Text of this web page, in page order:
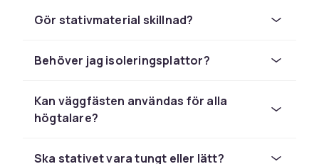
Justerbar topplatta, spikar och gummifötter
Väggfästen för diskret
montering
Väggfästen sparar golvyta och placerar
exakt där du vill ha dem. Lutningsbara fästen
Gör stativmaterial skillnad?
Behöver jag isoleringsplattor?
Kan väggfästen användas för alla
högtalare?
Ska stativet vara tungt eller lätt?